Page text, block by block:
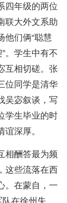
四年级的两位
联大外文系助
他们俩“聪慧
。学生中有不
互相切磋。张
位同学是清华
吴宓叙谈，写
学生毕业的时
深厚。
相酬答最为频
这些流落在西
。在蒙自，一